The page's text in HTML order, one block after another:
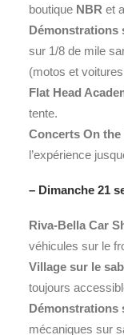
boutique NBR et
Démonstrations
sur 1/8 de mile
(motos et
Flat Head
tente.
Concerts On the
l’expérience
– Dimanche 21
Riva-Bella Car
véhicules sur le
Village sur le
toujours
Démonstrations
mécaniques sur